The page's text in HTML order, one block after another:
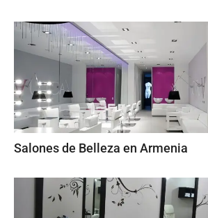
Salones de Belleza en Armenia